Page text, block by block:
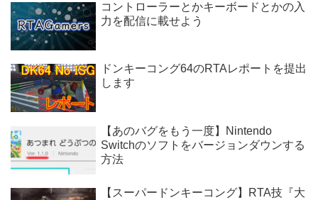
コントローラーとかキーボードとかの入
力を配信に載せよう
ドンキーコング64のRTAレポートを提出
します
【あのバグをもう一度】Nintendo
Switchのソフトをバージョンダウンする
方法
【スーパードンキーコング】RTA技『大